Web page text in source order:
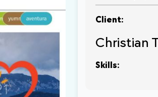
Client:
Christian
Skills: